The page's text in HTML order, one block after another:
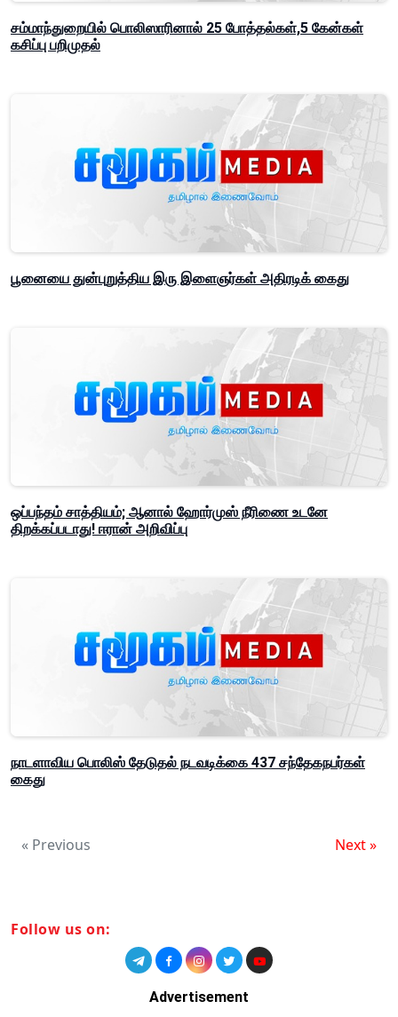
சம்மாந்துறையில் பொலிஸாரினால் 25 போத்தல்கள்,5 கேன்கள்
கசிப்பு பறிமுதல்
பூனையை துன்புறுத்திய இரு இளைஞர்கள் அதிரடிக் கைது
ஒப்பந்தம் சாத்தியம்; ஆனால் ஹோர்முஸ் நீரிணை உடனே
திறக்கப்படாது! ஈரான் அறிவிப்பு
நாடளாவிய பொலிஸ் தேடுதல் நடவடிக்கை 437 சந்தேகநபர்கள்
கைது
« Previous Next »
Follow us on:
Advertisement